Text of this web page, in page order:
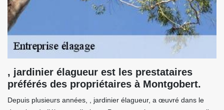
, jardinier élagueur est les prestataires
préférés des propriétaires à Montgobert.
Depuis plusieurs années, , jardinier élagueur, a œuvré dans le